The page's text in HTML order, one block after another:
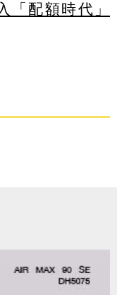
「配額時代」